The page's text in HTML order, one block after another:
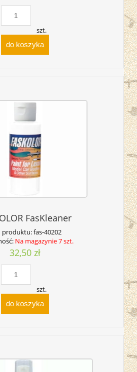
szt.
do koszyka
FasKleaner
produktu:fas-40202
Na magazynie 7 szt.
32,50 zł
szt.
do koszyka